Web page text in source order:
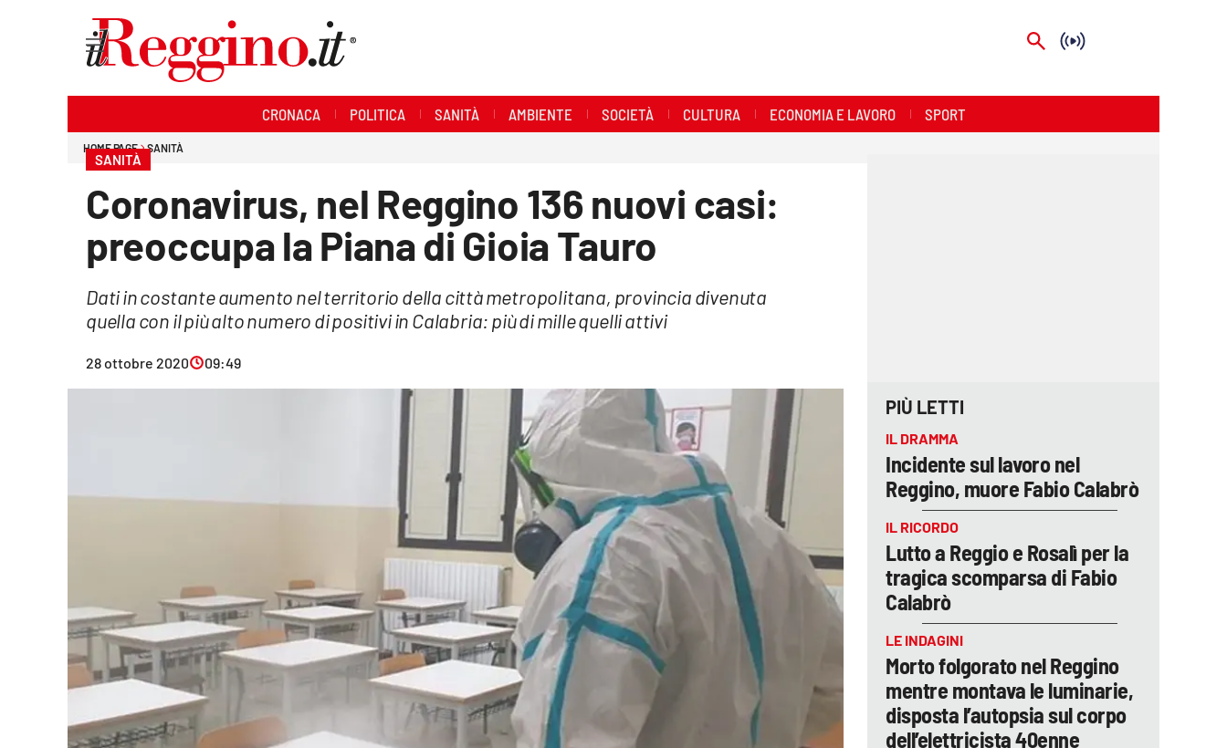
CRONACA POLITICA SANITÀ AMBIENTE SOCIETÀ CULTURA ECONOMIA E LAVORO SPORT
HOME PAGE SANITÀ
SANITÀ
Coronavirus, nel Reggino 136 nuovi casi:
preoccupa la Piana di Gioia Tauro
Dati in costante aumento nel territorio della città metropolitana, provincia divenuta
quella con il più alto numero di positivi in Calabria: più di mille quelli attivi
28 ottobre 2020 09:49
PIÙ LETTI
IL DRAMMA
Incidente sul lavoro nel
Reggino, muore Fabio Calabrò
IL RICORDO
Lutto a Reggio e Rosalì per la
tragica scomparsa di Fabio
Calabrò
LE INDAGINI
Morto folgorato nel Reggino
mentre montava le luminarie,
disposta l’autopsia sul corpo
dell’elettricista 40enne